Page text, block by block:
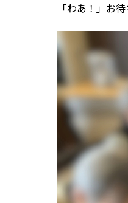
「わあ！」お